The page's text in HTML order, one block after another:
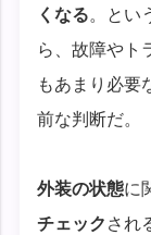
くなる。とい
ら、故障やト
もあまり必要
前な判断だ。
外装の状態に
チェック され